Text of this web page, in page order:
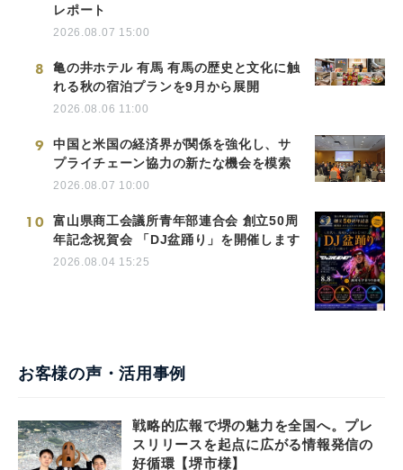
レポート
2026.08.07 15:00
8
亀の井ホテル 有馬 有馬の歴史と文化に触
れる秋の宿泊プランを9月から展開
2026.08.06 11:00
9
中国と米国の経済界が関係を強化し、サ
プライチェーン協力の新たな機会を模索
2026.08.07 10:00
10
富山県商工会議所青年部連合会 創立50周
年記念祝賀会 「DJ盆踊り」を開催します
2026.08.04 15:25
お客様の声・活用事例
戦略的広報で堺の魅力を全国へ。プレ
スリリースを起点に広がる情報発信の
好循環【堺市様】